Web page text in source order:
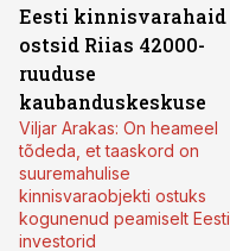
Eesti kinnisvarahaid
ostsid Riias 42000-
ruuduse
kaubanduskeskuse
Viljar Arakas: On heameel
tõdeda, et taaskord on
suuremahulise
kinnisvaraobjekti ostuks
kogunenud peamiselt Eesti
investorid